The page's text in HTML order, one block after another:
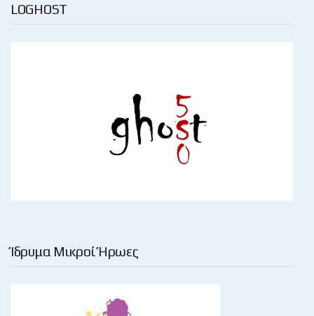
LOGHOST
Ίδρυμα Μικροί Ήρωες